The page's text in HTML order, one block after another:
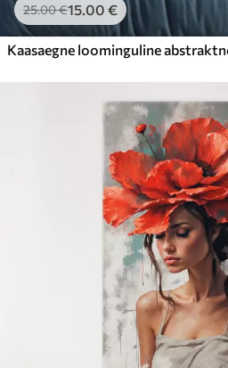
25.00€15.00 €